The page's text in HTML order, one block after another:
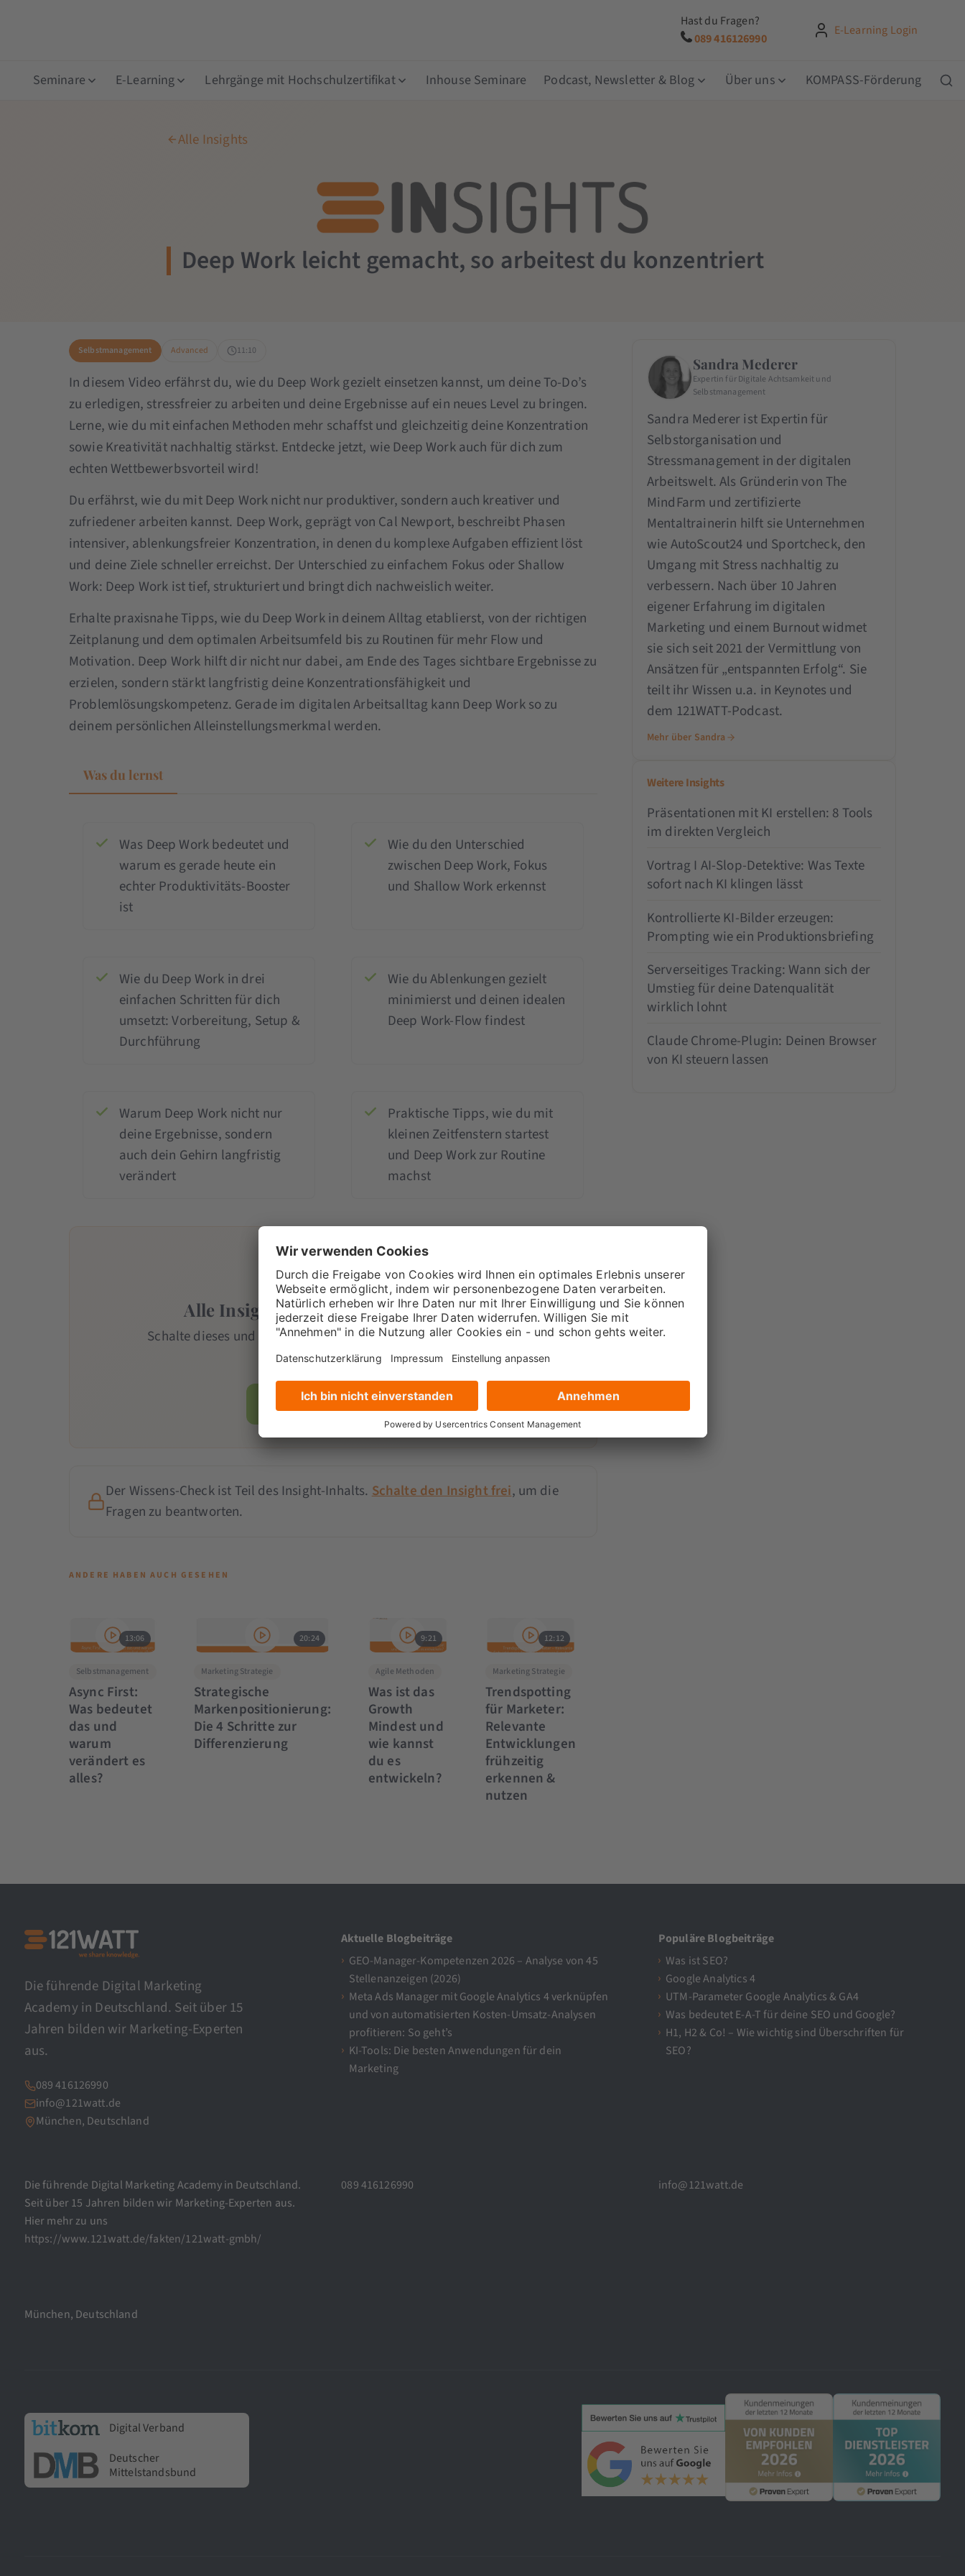
Hast du Fragen?
089 416126990
E-Learning Login
Seminare E-Learning Lehrgänge mit Hochschulzertifikat Inhouse Seminare Podcast, Newsletter & Blog Über uns KOMPASS-Förderung
Alle Insights
Deep Work leicht gemacht, so arbeitest du konzentriert
Selbstmanagement Advanced 11:10
In diesem Video erfährst du, wie du Deep Work gezielt einsetzen kannst, um deine To-Do’s
zu erledigen, stressfreier zu arbeiten und deine Ergebnisse auf ein neues Level zu bringen.
Lerne, wie du mit einfachen Methoden mehr schaffst und gleichzeitig deine Konzentration
sowie Kreativität nachhaltig stärkst. Entdecke jetzt, wie Deep Work auch für dich zum
echten Wettbewerbsvorteil wird!
Du erfährst, wie du mit Deep Work nicht nur produktiver, sondern auch kreativer und
zufriedener arbeiten kannst. Deep Work, geprägt von Cal Newport, beschreibt Phasen
intensiver, ablenkungsfreier Konzentration, in denen du komplexe Aufgaben effizient löst
und deine Ziele schneller erreichst. Der Unterschied zu einfachem Fokus oder Shallow
Work: Deep Work ist tief, strukturiert und bringt dich nachweislich weiter.
Erhalte praxisnahe Tipps, wie du Deep Work in deinem Alltag etablierst, von der richtigen
Zeitplanung und dem optimalen Arbeitsumfeld bis zu Routinen für mehr Flow und
Motivation. Deep Work hilft dir nicht nur dabei, am Ende des Tages sichtbare Ergebnisse zu
erzielen, sondern stärkt langfristig deine Konzentrationsfähigkeit und
Problemlösungskompetenz. Gerade im digitalen Arbeitsalltag kann Deep Work so zu
deinem persönlichen Alleinstellungsmerkmal werden.
Was du lernst
Was Deep Work bedeutet und
warum es gerade heute ein
echter Produktivitäts-Booster
ist
Wie du den Unterschied
zwischen Deep Work, Fokus
und Shallow Work erkennst
Wie du Deep Work in drei
einfachen Schritten für dich
umsetzt: Vorbereitung, Setup &
Durchführung
Wie du Ablenkungen gezielt
minimierst und deinen idealen
Deep Work-Flow findest
Warum Deep Work nicht nur
deine Ergebnisse, sondern
auch dein Gehirn langfristig
verändert
Praktische Tipps, wie du mit
kleinen Zeitfenstern startest
und Deep Work zur Routine
machst
Alle Insights mit einer Mitgliedschaft
Schalte dieses und alle weiteren Insights frei – mit derPro- oder
Team-Mitgliedschaft.
Jetzt Mitglied werden
Der Wissens-Check ist Teil des Insight-Inhalts. Schalte den Insight frei, um die
Fragen zu beantworten.
ANDERE HABEN AUCH GESEHEN
13:06
Selbstmanagement
Async First:
Was bedeutet
das und
warum
verändert es
alles?
20:24
Marketing Strategie
Strategische
Markenpositionierung:
Die 4 Schritte zur
Differenzierung
9:21
Agile Methoden
Was ist das
Growth
Mindest und
wie kannst
du es
entwickeln?
12:12
Marketing Strategie
Trendspotting
für Marketer:
Relevante
Entwicklungen
frühzeitig
erkennen &
nutzen
Sandra Mederer
Expertin für Digitale Achtsamkeit und
Selbstmanagement
Sandra Mederer ist Expertin für
Selbstorganisation und
Stressmanagement in der digitalen
Arbeitswelt. Als Gründerin von The
MindFarm und zertifizierte
Mentaltrainerin hilft sie Unternehmen
wie AutoScout24 und Sportcheck, den
Umgang mit Stress nachhaltig zu
verbessern. Nach über 10 Jahren
eigener Erfahrung im digitalen
Marketing und einem Burnout widmet
sie sich seit 2021 der Vermittlung von
Ansätzen für „entspannten Erfolg“. Sie
teilt ihr Wissen u.a. in Keynotes und
dem 121WATT-Podcast.
Mehr über Sandra
Weitere Insights
Präsentationen mit KI erstellen: 8 Tools
im direkten Vergleich
Vortrag I AI-Slop-Detektive: Was Texte
sofort nach KI klingen lässt
Kontrollierte KI-Bilder erzeugen:
Prompting wie ein Produktionsbriefing
Serverseitiges Tracking: Wann sich der
Umstieg für deine Datenqualität
wirklich lohnt
Claude Chrome-Plugin: Deinen Browser
von KI steuern lassen
Die führende Digital Marketing
Academy in Deutschland. Seit über 15
Jahren bilden wir Marketing-Experten
aus.
089 416126990
info@121watt.de
München, Deutschland
Aktuelle Blogbeiträge
GEO-Manager-Kompetenzen 2026 – Analyse von 45
Stellenanzeigen (2026)
Meta Ads Manager mit Google Analytics 4 verknüpfen
und von automatisierten Kosten-Umsatz-Analysen
profitieren: So geht’s
KI-Tools: Die besten Anwendungen für dein
Marketing
Populäre Blogbeiträge
Was ist SEO?
Google Analytics 4
UTM-Parameter Google Analytics & GA4
Was bedeutet E-A-T für deine SEO und Google?
H1, H2 & Co! – Wie wichtig sind Überschriften für
SEO?
Die führende Digital Marketing Academy in Deutschland.
Seit über 15 Jahren bilden wir Marketing-Experten aus.
Hier mehr zu uns
https://www.121watt.de/fakten/121watt-gmbh/
089 416126990 info@121watt.de
München, Deutschland
Digital Verband
Deutscher
Mittelstandsbund